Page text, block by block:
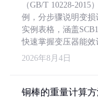
（GB/T 10228-
例，分步骤说明变
实例表格，涵盖
快速掌握变压器能效
2026年8月4日
铜棒的重量计算